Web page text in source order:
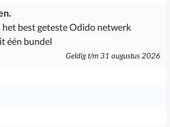
best geteste Odido netwerk
één bundel
Geldig t/m 31 augustus 2026